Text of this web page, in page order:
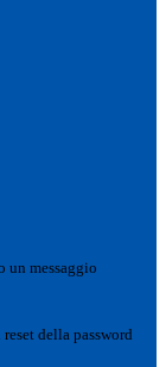
un messaggio
della password